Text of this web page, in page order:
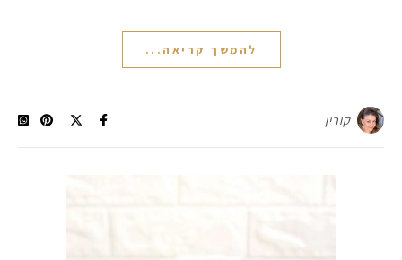
להמשך קריאה...
קורין